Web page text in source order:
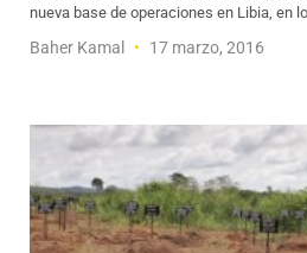
nueva base de operaciones en Libia, en
Baher Kamal 17 marzo, 2016